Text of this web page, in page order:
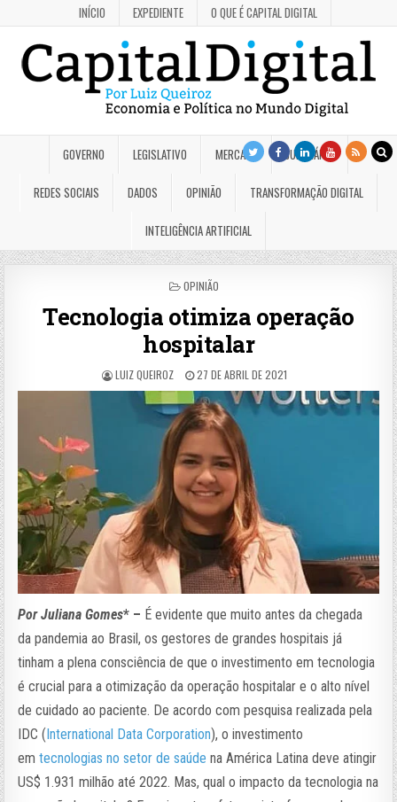
INÍCIO EXPEDIENTE O QUE É CAPITAL DIGITAL
GOVERNO LEGISLATIVO MERCADO JUDICIÁRIO
REDES SOCIAIS DADOS OPINIÃO TRANSFORMAÇÃO DIGITAL
INTELIGÊNCIA ARTIFICIAL
POSTED
OPINIÃO
Tecnologia otimiza operação
hospitalar
LUIZ QUEIROZ 27 DE ABRIL DE 2021
Por Juliana Gomes* – É evidente que muito antes da chegada
da pandemia ao Brasil, os gestores de grandes hospitais já
tinham a plena consciência de que o investimento em tecnologia
é crucial para a otimização da operação hospitalar e o alto nível
de cuidado ao paciente. De acordo com pesquisa realizada pela
IDC (International Data Corporation), o investimento
emtecnologias no setor de saúde na América Latina deve atingir
US$ 1.931 milhão até 2022. Mas, qual o impacto da tecnologia na